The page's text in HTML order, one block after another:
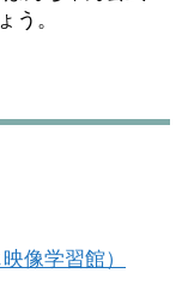
う。
像学習館）